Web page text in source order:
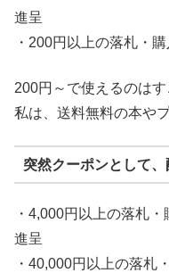
進呈
・200円以上の落札・
200円～で使えるのはす
私は、送料無料の本や
突然クーポンとして
・4,000円以上の落札
進呈
・40,000円以上の落札